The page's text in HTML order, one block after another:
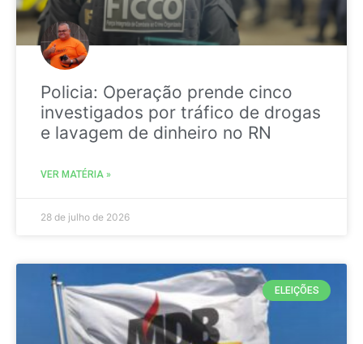
Policia: Operação prende cinco
investigados por tráfico de drogas
e lavagem de dinheiro no RN
VER MATÉRIA »
28 de julho de 2026
ELEIÇÕES